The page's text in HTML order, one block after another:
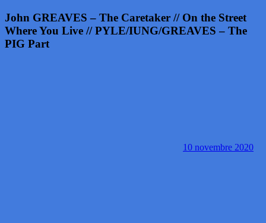
John GREAVES – The Caretaker // On the Street
Where You Live // PYLE/IUNG/GREAVES – The
PIG Part
10 novembre 2020